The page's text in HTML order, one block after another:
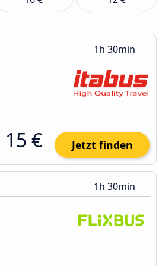
1h 30min
15 € Jetzt finden
1h 30min